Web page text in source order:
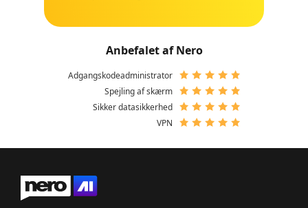
Anbefalet af Nero
Adgangskodeadministrator
Spejling af skærm
Sikker datasikkerhed
VPN